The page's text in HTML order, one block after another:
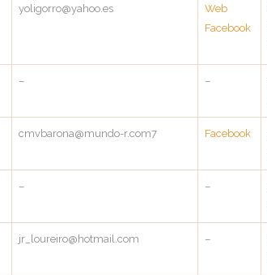
yoligorro@yahoo.es
Web
Facebook
– –
cmvbarona@mundo-r.com7 Facebook
– –
jr_loureiro@hotmail.com –